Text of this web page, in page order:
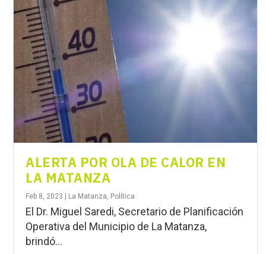
ALERTA POR OLA DE CALOR EN
LA MATANZA
Feb 8, 2023 | La Matanza, Política
El Dr. Miguel Saredi, Secretario de Planificación
Operativa del Municipio de La Matanza,
brindó...